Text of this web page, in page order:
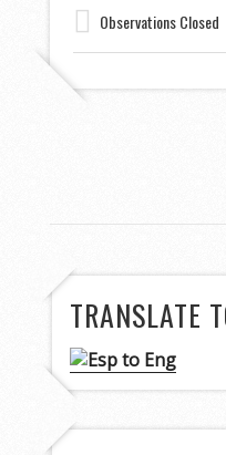
Observations Closed
TRANSLATE